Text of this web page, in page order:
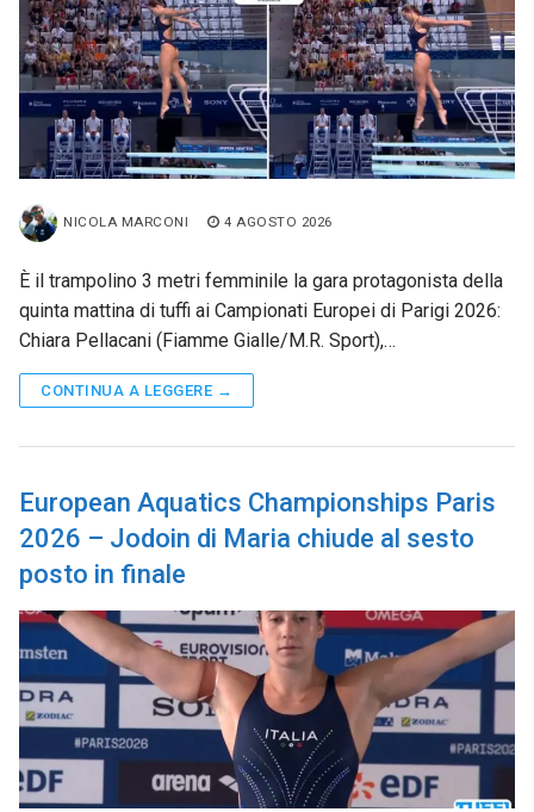
NICOLA MARCONI 4 AGOSTO 2026
È il trampolino 3 metri femminile la gara protagonista della
quinta mattina di tuffi ai Campionati Europei di Parigi 2026:
Chiara Pellacani (Fiamme Gialle/M.R. Sport),…
CONTINUA A LEGGERE →
European Aquatics Championships Paris
2026 – Jodoin di Maria chiude al sesto
posto in finale